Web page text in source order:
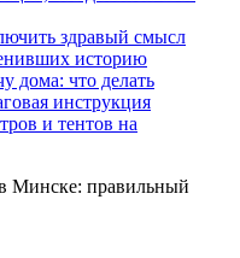
здравый смысл
историю
дома: что делать
инструкция
и тентов на
Минске: правильный